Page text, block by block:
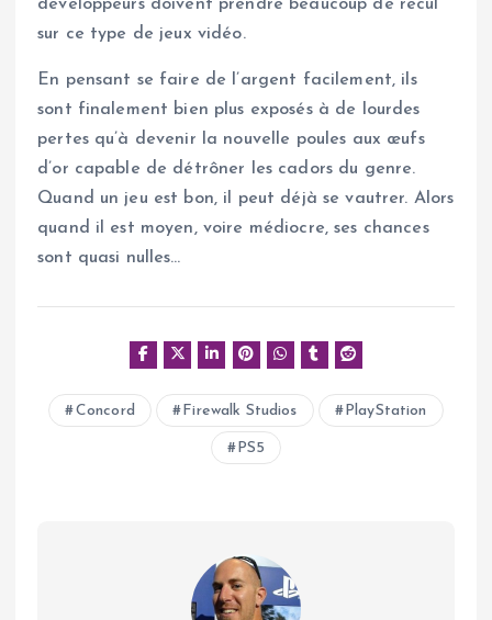
développeurs doivent prendre beaucoup de recul
sur ce type de jeux vidéo.
En pensant se faire de l’argent facilement, ils
sont finalement bien plus exposés à de lourdes
pertes qu’à devenir la nouvelle poules aux œufs
d’or capable de détrôner les cadors du genre.
Quand un jeu est bon, il peut déjà se vautrer. Alors
quand il est moyen, voire médiocre, ses chances
sont quasi nulles…
Concord Firewalk Studios PlayStation
PS5